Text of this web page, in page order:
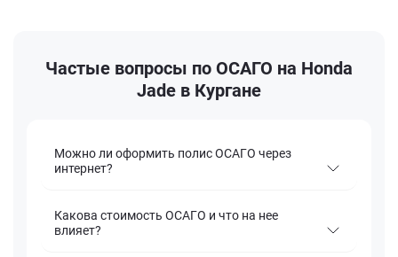
Частые вопросы по ОСАГО на Honda
Jade в Кургане
Можно ли оформить полис ОСАГО через
интернет?
Какова стоимость ОСАГО и что на нее
влияет?